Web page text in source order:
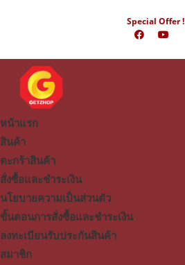
Special Offer !
หน้าแรก
สินค้า
ตะกร้าสินค้า
สั่งซื้อและชำระเงิน
นโยบายความเป็นส่วนตัว
ขั้นตอนการสั่งซื้อและชำระเงิน
ลงทะเบียนรับประกันสินค้า
สมาชิก